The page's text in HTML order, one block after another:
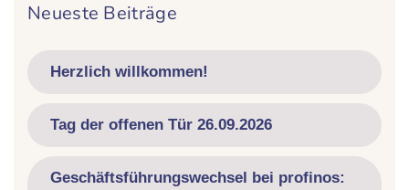
Neueste Beiträge
Herzlich willkommen!
Tag der offenen Tür 26.09.2026
Geschäftsführungswechsel bei profinos: